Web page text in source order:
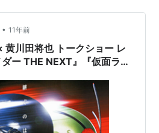
• 11年前
黄川田将也 トークショー レ
ー THE NEXT』『仮面ライ